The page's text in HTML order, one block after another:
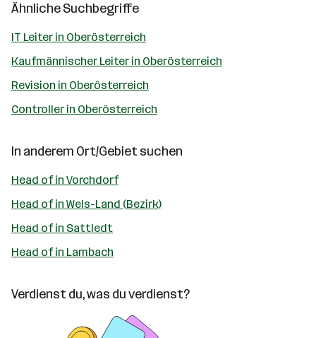
Ähnliche Suchbegriffe
IT Leiter in Oberösterreich
Kaufmännischer Leiter in Oberösterreich
Revision in Oberösterreich
Controller in Oberösterreich
In anderem Ort/Gebiet suchen
Head of in Vorchdorf
Head of in Wels-Land (Bezirk)
Head of in Sattledt
Head of in Lambach
Verdienst du, was du verdienst?